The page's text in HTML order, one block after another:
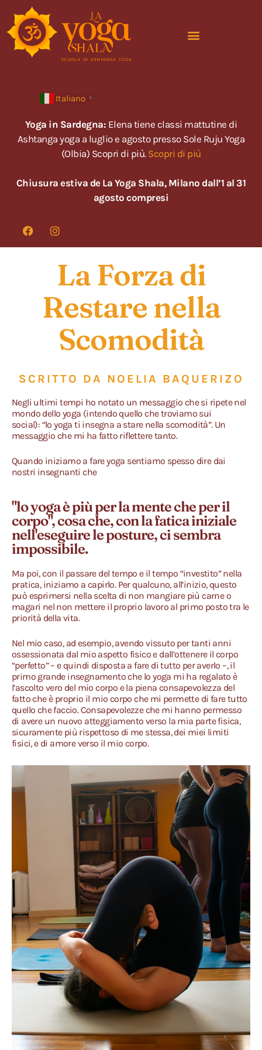
Italiano ▼
Yoga in Sardegna: Elena tiene classi mattutine di
Ashtanga yoga a luglio e agosto presso Sole Ruju Yoga
(Olbia) Scopri di più. Scopri di più
Chiusura estiva de La Yoga Shala, Milano dall’1 al 31
agosto compresi
La Forza di
Restare nella
Scomodità
SCRITTO DA NOELIA BAQUERIZO
Negli ultimi tempi ho notato un messaggio che si ripete nel
mondo dello yoga (intendo quello che troviamo sui
social): “lo yoga ti insegna a stare nella scomodità”. Un
messaggio che mi ha fatto riflettere tanto.
Quando iniziamo a fare yoga sentiamo spesso dire dai
nostri insegnanti che
"lo yoga è più per la mente che per il
corpo",cosa che, con la fatica iniziale
nell'eseguire le posture, ci sembra
impossibile.
Ma poi, con il passare del tempo e il tempo “investito” nella
pratica, iniziamo a capirlo. Per qualcuno, all’inizio, questo
può esprimersi nella scelta di non mangiare più carne o
magari nel non mettere il proprio lavoro al primo posto tra le
priorità della vita.
Nel mio caso, ad esempio, avendo vissuto per tanti anni
ossessionata dal mio aspetto fisico e dall’ottenere il corpo
“perfetto” – e quindi disposta a fare di tutto per averlo –, il
primo grande insegnamento che lo yoga mi ha regalato è
l’ascolto vero del mio corpo e la piena consapevolezza del
fatto che è proprio il mio corpo che mi permette di fare tutto
quello che faccio. Consapevolezze che mi hanno permesso
di avere un nuovo atteggiamento verso la mia parte fisica,
sicuramente più rispettoso di me stessa, dei miei limiti
fisici, e di amore verso il mio corpo.